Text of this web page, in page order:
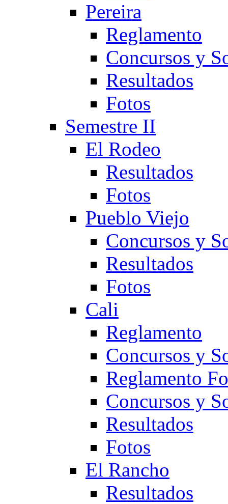
Pereira
Reglamento
Concursos y
Resultados
Fotos
Semestre II
El Rodeo
Resultados
Fotos
Pueblo Viejo
Concursos y
Resultados
Fotos
Cali
Reglamento
Concursos y
Reglamento
Concursos y
Resultados
Fotos
El Rancho
Resultados